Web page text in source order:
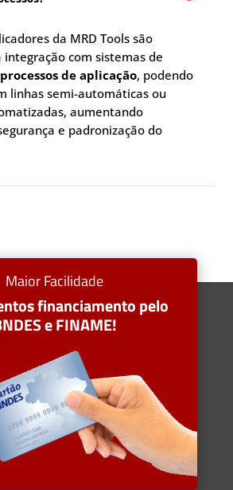
da MRD Tools são
com sistemas de
de aplicação, podendo
linhas semi-automáticas ou
aumentando
e padronização do
Maior Facilidade
financiamento pelo
e FINAME!